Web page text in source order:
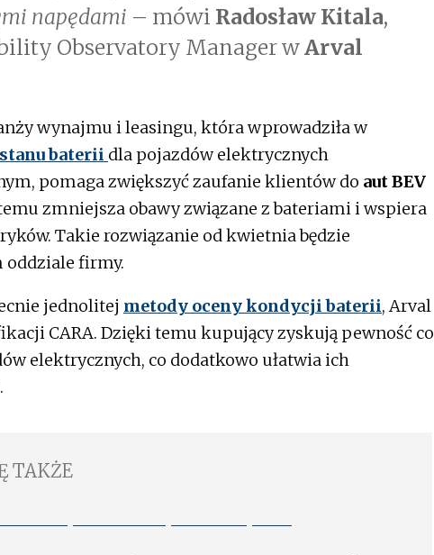
napędami – mówi Radosław Kitala,
Observatory Manager wArval
wynajmu i leasingu, która wprowadziła w
baterii dla pojazdów elektrycznych
pomaga zwiększyć zaufanie klientów do aut BEV
zmniejsza obawy związane z bateriami i wspiera
Takie rozwiązanie od kwietnia będzie
firmy.
jednolitej metody oceny kondycji baterii, Arval
CARA. Dzięki temu kupujący zyskują pewność co
elektrycznych, co dodatkowo ułatwia ich
TAKŻE